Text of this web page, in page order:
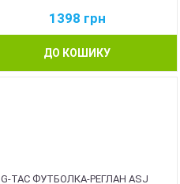
1398 грн
ДО КОШИКУ